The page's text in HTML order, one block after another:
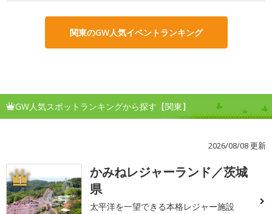
関東のGW人気イベントランキング
GW人気スポットランキングから探す【関東】
2026/08/08 更新
1
かみねレジャーランド／茨城
県
太平洋を一望できる本格レジャー施設